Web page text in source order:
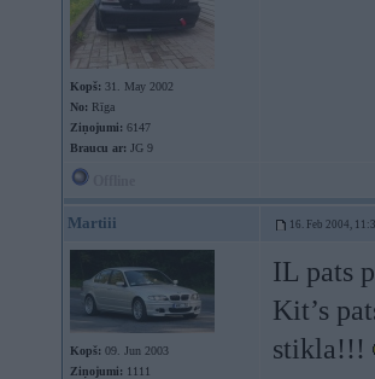
Kopš: 31. May 2002
No: Rīga
Ziņojumi: 6147
Braucu ar: JG 9
Martiii 16. Feb 2004,
Kopš: 09. Jun 2003
Ziņojumi: 1111
IL pats
Kit’s
stikla!!!